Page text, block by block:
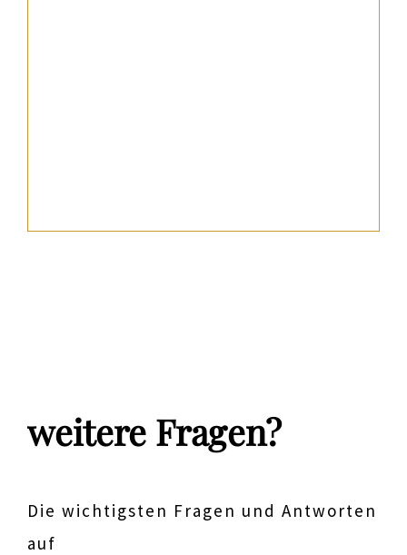
weitere Fragen?
Die wichtigsten Fragen und Antworten
auf